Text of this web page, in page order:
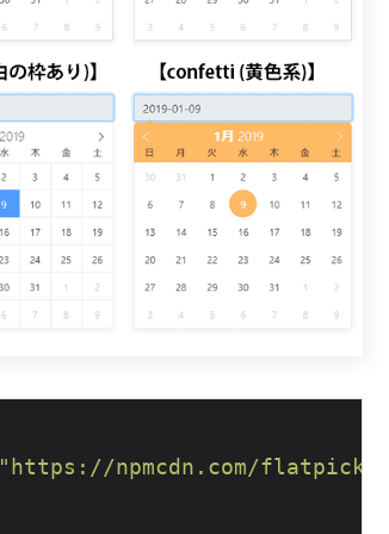
"https://npmcdn.com/